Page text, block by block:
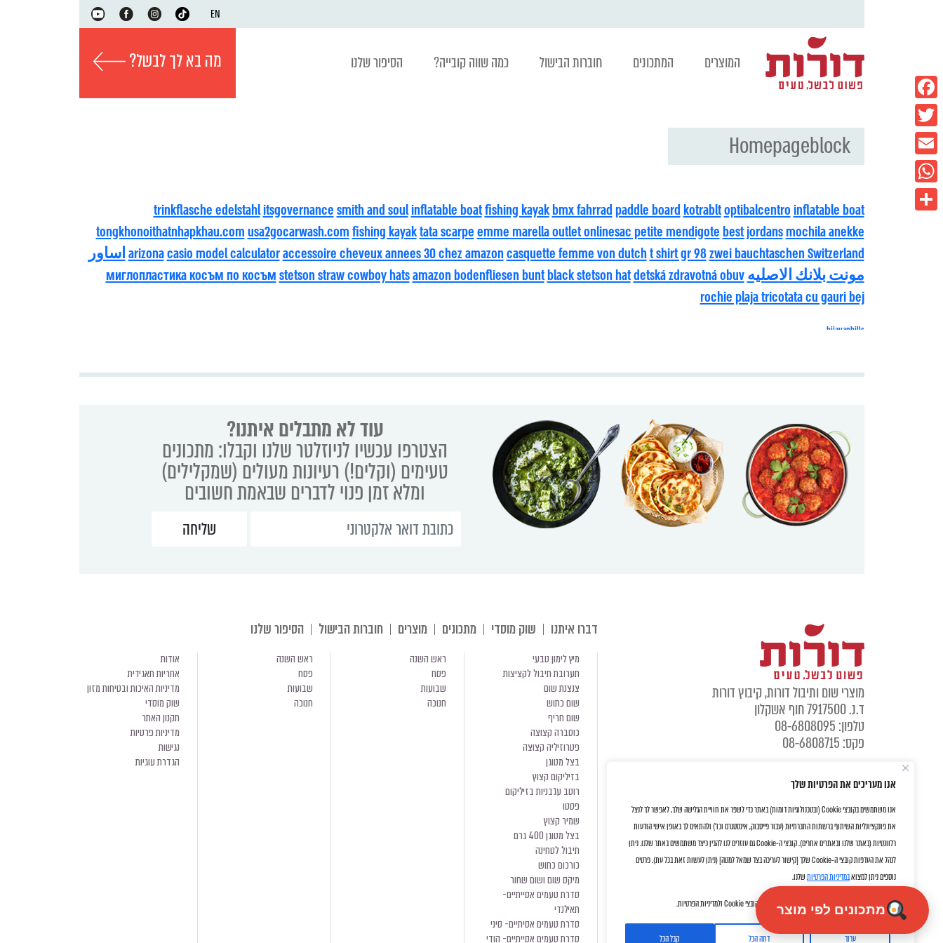
אנו מעריכים את הפרטיות שלך
אנו משתמשים בקובצי Cookie (ובטכנולוגיות דומות) באתר כדי לשפר את חוויית הגלישה שלך, לאפשר לך לנצל
את פונקציונליות השיתוף ברשתות החברתיות (עבור פייסבוק, אינסטגרם וכו') ולהתאים לך באופן אישי הודעות
רלוונטיות (באתר שלנו ובאתרים אחרים). קובצי ה-Cookie גם עוזרים לנו להבין כיצד משתמשים באתר שלנו. ניתן
לנהל את העדפות קובצי ה-Cookie שלך [קישור לעריכה בצד שמאל למטה] (ניתן לעשות זאת בכל עת). פרטים
נוספים ניתן למצואבמדיניות הפרטיותשלנו.
על ידי לחיצה על "אישור" את/ה מסכימ/ה לשימוש שלנו בקובצי Cookie ולמדיניות הפרטיות.
ערוך דחה הכל קבל הכל
EN
המוצרים המתכונים חוברות הבישול כמה שווה קובייה? הסיפור שלנו מה בא לך לבשל?
Homepageblock
trinkflasche edelstahlitsgovernancesmith and soulinflatable boatfishing kayakbmx fahrradpaddle boardkotrabltoptibalcentroinflatable boat
tongkhonoithatnhapkhau.comusa2gocarwash.comfishing kayaktata scarpeemme marella outlet onlinesac petite mendigotebest jordansmochila anekke
arizonacasio model calculatoraccessoire cheveux annees 30 chez amazoncasquette femme von dutcht shirt gr 98zwei bauchtaschen Switzerland
اساور
مونت بلانك الاصليه
миглопластика косъм по косъмstetson straw cowboy hatsamazon bodenfliesen buntblack stetson hatdetská zdravotná obuv
rochie plaja tricotata cu gauri bej
hijauanhills
hijauanhills
outlet bologna
geox sito ufficiale
egonvanherreweghe.be
maillardstylecenter.com
aguilas cibaeñas jersey
secretsummits.com
egonvanherreweghe.be
עוד לא מתבלים איתנו?
הצטרפו עכשיו לניוזלטר שלנו וקבלו: מתכונים
טעימים (וקלים!) רעיונות מעולים (שמקלילים)
ומלא זמן פנוי לדברים שבאמת חשובים
מוצרי שום ותיבול דורות, קיבוץ דורות
ד.נ. 7917500 חוף אשקלון
טלפון: 08-6808095
פקס: 08-6808715
דברו איתנו שוק מוסדי מתכונים מוצרים חוברות הבישול הסיפור שלנו
מיץ לימון טבעי
תערובת תיבול לקציצות
צנצנת שום
שום כתוש
שום חריף
כוסברה קצוצה
פטרוזיליה קצוצה
בצל מטוגן
בזיליקום קצוץ
רוטב עגבניות בזיליקום
פסטו
שמיר קצוץ
בצל מטוגן 400 גרם
תיבול לטחינה
כורכום כתוש
מיקס שום ושום שחור
סדרת טעמים אסייתיים-
תאילנדי
סדרת טעמים אסיתיים- סיני
סדרת טעמים אסייתיים- הודי
ראש השנה
פסח
שבועות
חנוכה
ראש השנה
פסח
שבועות
חנוכה
אודות
אחריות תאגידית
מדיניות האיכות ובטיחות מזון
שוק מוסדי
תקנון האתר
מדיניות פרטיות
נגישות
הגדרת עוגיות
Facebook
Twitter
Email
WhatsApp
מתכונים לפי מוצר